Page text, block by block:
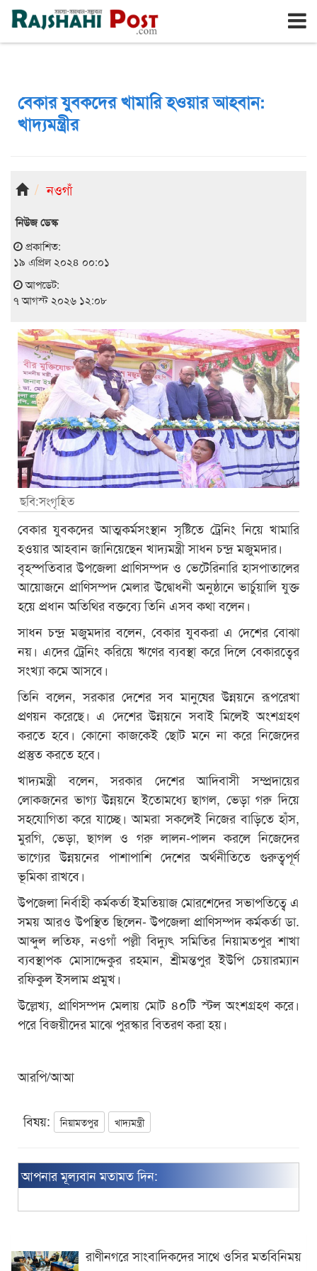
রাজশাহী শুক্রবার, ৭ই আগস্ট ২০২৬, ২৪শে শ্রাবণ ১৪৩৩
বেকার যুবকদের খামারি হওয়ার আহবান:
খাদ্যমন্ত্রীর
নওগাঁ
নিউজ ডেস্ক
প্রকাশিত:
১৯ এপ্রিল ২০২৪ ০০:০১
আপডেট:
৭ আগস্ট ২০২৬ ১২:০৮
ছবি:সংগৃহিত
বেকার যুবকদের আত্মকর্মসংস্থান সৃষ্টিতে ট্রেনিং নিয়ে খামারি
হওয়ার আহবান জানিয়েছেন খাদ্যমন্ত্রী সাধন চন্দ্র মজুমদার।
বৃহস্পতিবার উপজেলা প্রাণিসম্পদ ও ভেটেরিনারি হাসপাতালের
আয়োজনে প্রাণিসম্পদ মেলার উদ্বোধনী অনুষ্ঠানে ভার্চুয়ালি যুক্ত
হয়ে প্রধান অতিথির বক্তব্যে তিনি এসব কথা বলেন।
সাধন চন্দ্র মজুমদার বলেন, বেকার যুবকরা এ দেশের বোঝা
নয়। এদের ট্রেনিং করিয়ে ঋণের ব্যবস্থা করে দিলে বেকারত্বের
সংখ্যা কমে আসবে।
তিনি বলেন, সরকার দেশের সব মানুষের উন্নয়নে রূপরেখা
প্রণয়ন করেছে। এ দেশের উন্নয়নে সবাই মিলেই অংশগ্রহণ
করতে হবে। কোনো কাজকেই ছোট মনে না করে নিজেদের
প্রস্তুত করতে হবে।
খাদ্যমন্ত্রী বলেন, সরকার দেশের আদিবাসী সম্প্রদায়ের
লোকজনের ভাগ্য উন্নয়নে ইতোমধ্যে ছাগল, ভেড়া গরু দিয়ে
সহযোগিতা করে যাচ্ছে। আমরা সকলেই নিজের বাড়িতে হাঁস,
মুরগি, ভেড়া, ছাগল ও গরু লালন-পালন করলে নিজেদের
ভাগ্যের উন্নয়নের পাশাপাশি দেশের অর্থনীতিতে গুরুত্বপূর্ণ
ভূমিকা রাখবে।
উপজেলা নির্বাহী কর্মকর্তা ইমতিয়াজ মোরশেদের সভাপতিত্বে এ
সময় আরও উপস্থিত ছিলেন- উপজেলা প্রাণিসম্পদ কর্মকর্তা ডা.
আব্দুল লতিফ, নওগাঁ পল্লী বিদ্যুৎ সমিতির নিয়ামতপুর শাখা
ব্যবস্থাপক মোসাদ্দেকুর রহমান, শ্রীমন্তপুর ইউপি চেয়ারম্যান
রফিকুল ইসলাম প্রমুখ।
উল্লেখ্য, প্রাণিসম্পদ মেলায় মোট ৪০টি স্টল অংশগ্রহণ করে।
পরে বিজয়ীদের মাঝে পুরস্কার বিতরণ করা হয়।
আরপি/আআ
বিষয়: নিয়ামতপুর খাদ্যমন্ত্রী
আপনার মূল্যবান মতামত দিন:
রাণীনগরে সাংবাদিকদের সাথে ওসির মতবিনিময়